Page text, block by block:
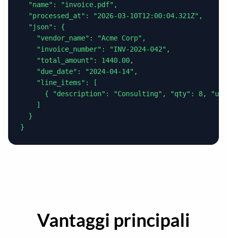
  "name": "invoice.pdf",
  "processed_at": "2026-03-10T12:00:04.321Z",
  "json": {
    "vendor_name": "Acme Corp",
    "invoice_number": "INV-2024-042",
    "total_amount": 1440.00,
    "due_date": "2024-04-14",
    "line_items": [
{ "description": "Consulting", "qty": 8,
    ]
  }
}
Vantaggi principali